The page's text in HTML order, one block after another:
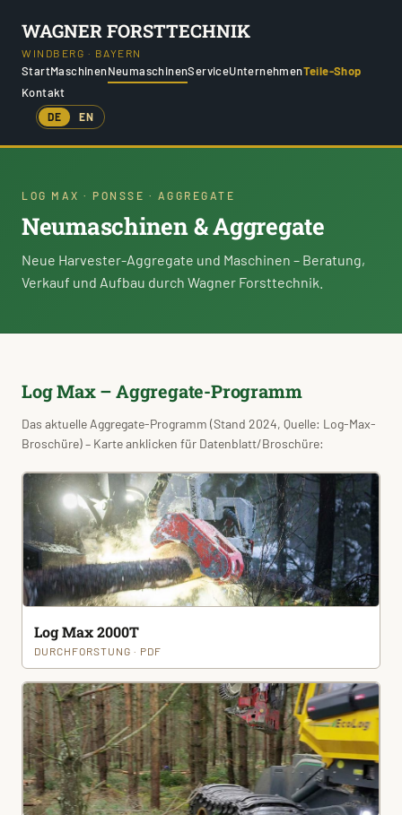
WAGNER FORSTTECHNIK
WINDBERG · BAYERN
StartMaschinenNeumaschinenServiceUnternehmenTeile-Shop
Kontakt
DE EN
LOG MAX · PONSSE · AGGREGATE
Neumaschinen & Aggregate
Neue Harvester-Aggregate und Maschinen – Beratung,
Verkauf und Aufbau durch Wagner Forsttechnik.
Log Max – Aggregate-Programm
Das aktuelle Aggregate-Programm (Stand 2024, Quelle: Log-Max-
Broschüre) – Karte anklicken für Datenblatt/Broschüre:
Log Max 2000T
DURCHFORSTUNG · PDF